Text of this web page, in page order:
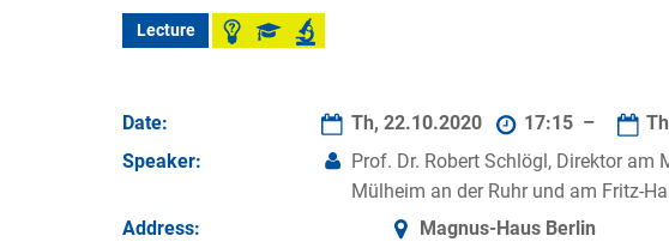
Lecture
Date: Th, 22.10.2020 17:15 –
Speaker:
Prof. Dr. Robert Schlögl, Direktor am
Mülheim an der Ruhr und am Fritz-
Address:
Magnus-Haus Berlin